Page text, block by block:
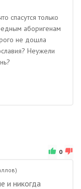
спасутся только
аборигенам
не дошла
Неужели
0
и никогда